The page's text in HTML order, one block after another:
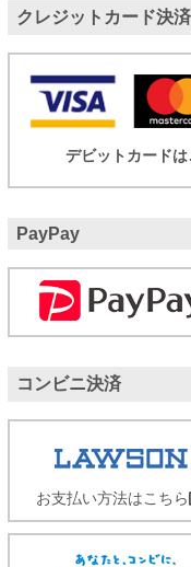
クレジットカード決済
デビットカードは
PayPay
コンビニ決済
お支払い方法はこちら